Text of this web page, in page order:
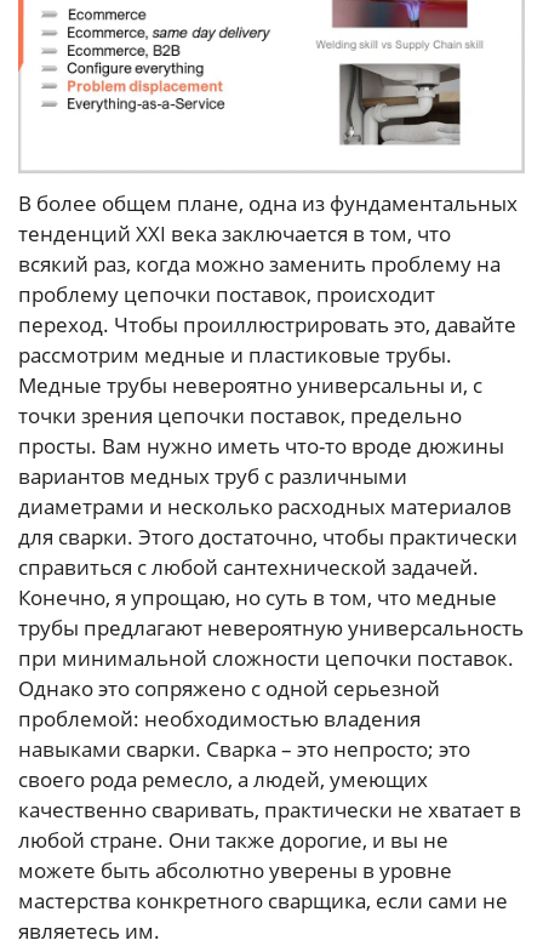
В более общем плане, одна из фундаментальных
тенденций XXI века заключается в том, что
всякий раз, когда можно заменить проблему на
проблему цепочки поставок, происходит
переход. Чтобы проиллюстрировать это, давайте
рассмотрим медные и пластиковые трубы.
Медные трубы невероятно универсальны и, с
точки зрения цепочки поставок, предельно
просты. Вам нужно иметь что-то вроде дюжины
вариантов медных труб с различными
диаметрами и несколько расходных материалов
для сварки. Этого достаточно, чтобы практически
справиться с любой сантехнической задачей.
Конечно, я упрощаю, но суть в том, что медные
трубы предлагают невероятную универсальность
при минимальной сложности цепочки поставок.
Однако это сопряжено с одной серьезной
проблемой: необходимостью владения
навыками сварки. Сварка – это непросто; это
своего рода ремесло, а людей, умеющих
качественно сваривать, практически не хватает в
любой стране. Они также дорогие, и вы не
можете быть абсолютно уверены в уровне
мастерства конкретного сварщика, если сами не
являетесь им.